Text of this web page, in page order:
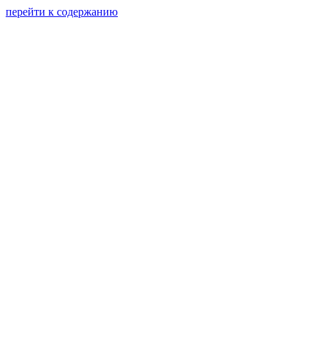
перейти к содержанию